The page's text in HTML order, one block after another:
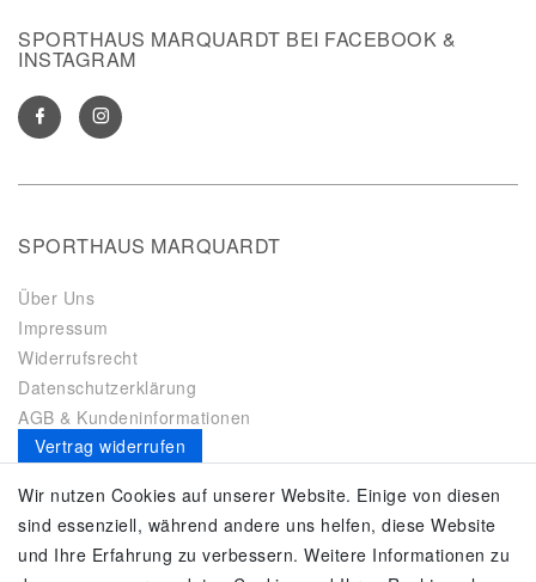
SPORTHAUS MARQUARDT BEI FACEBOOK &
INSTAGRAM
SPORTHAUS MARQUARDT
Über Uns
Impressum
Widerrufsrecht
Datenschutzerklärung
AGB & Kundeninformationen
Vertrag widerrufen
Es gilt unsereDatenschutzerklärung
SERVICE
Wir nutzen Cookies auf unserer Website. Einige von diesen
sind essenziell, während andere uns helfen, diese Website
und Ihre Erfahrung zu verbessern. Weitere Informationen zu